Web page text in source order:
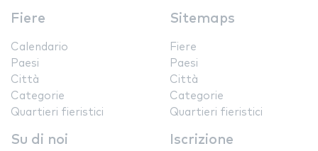
Fiere
Calendario
Paesi
Città
Categorie
Quartieri fieristici
Sitemaps
Fiere
Paesi
Città
Categorie
Quartieri fieristici
Su di noi Iscrizione